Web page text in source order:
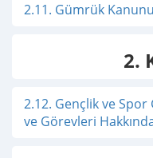
2.11. Gümrük Kanunu
2.
2.12. Gençlik ve
ve Görevleri